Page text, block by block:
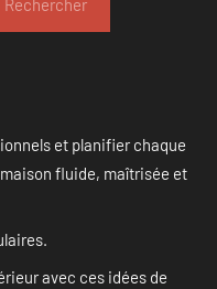
Rechercher
et planifier chaque
fluide, maîtrisée et
avec ces idées de